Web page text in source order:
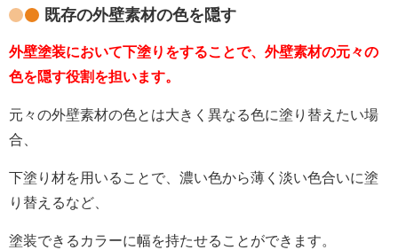
既存の外壁素材の色を隠す
外壁塗装において下塗りをすることで、外壁素材の元々の
色を隠す役割を担います。
元々の外壁素材の色とは大きく異なる色に塗り替えたい場
合、
下塗り材を用いることで、濃い色から薄く淡い色合いに塗
り替えるなど、
塗装できるカラーに幅を持たせることができます。